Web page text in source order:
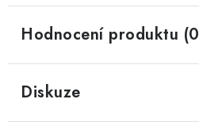
Hodnocení produktu
Diskuze